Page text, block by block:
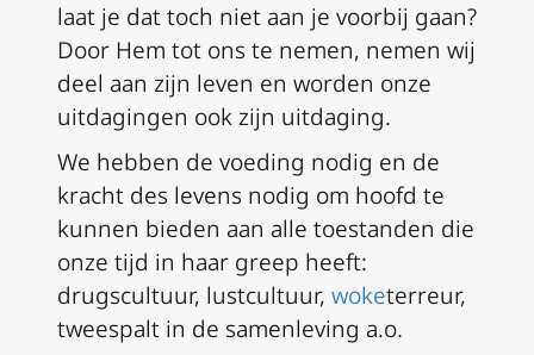
laat je dat toch niet aan je voorbij gaan?
Door Hem tot ons te nemen, nemen wij
deel aan zijn leven en worden onze
uitdagingen ook zijn uitdaging.
We hebben de voeding nodig en de
kracht des levens nodig om hoofd te
kunnen bieden aan alle toestanden die
onze tijd in haar greep heeft:
drugscultuur, lustcultuur, woketerreur,
tweespalt in de samenleving a.o.